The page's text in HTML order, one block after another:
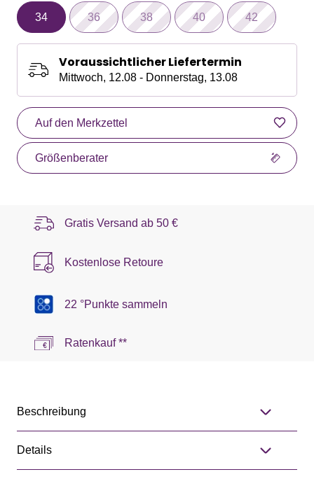
34 36 38 40 42
Voraussichtlicher Liefertermin
Mittwoch, 12.08 - Donnerstag, 13.08
Auf den Merkzettel
Größenberater
Gratis Versand ab 50 €
Kostenlose Retoure
22 °Punkte sammeln
Ratenkauf **
Beschreibung
Details